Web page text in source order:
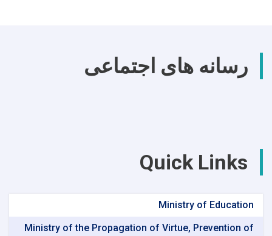
رسانه های اجتماعی
Quick Links
Ministry of Education
Ministry of the Propagation of Virtue, Prevention of